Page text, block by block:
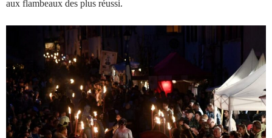
aux flambeaux des plus réussi.